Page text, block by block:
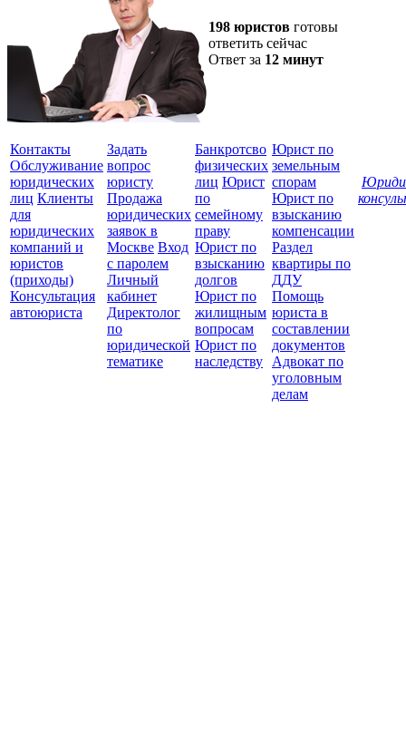
198 юристов готовы
ответить сейчас
Ответ за 12 минут
Контакты
Обслуживание
юридических
лиц Клиенты
для
юридических
компаний и
юристов
(приходы)
Консультация
автоюриста
Задать
вопрос
юристу
Продажа
юридических
заявок в
Москве Вход
с паролем
Личный
кабинет
Директолог
по
юридической
тематике
Банкротсво
физических
лиц Юрист
по
семейному
праву
Юрист по
взысканию
долгов
Юрист по
жилищным
вопросам
Юрист по
наследству
Юрист по
земельным
спорам
Юрист по
взысканию
компенсации
Раздел
квартиры по
ДДУ
Помощь
юриста в
составлении
документов
Адвокат по
уголовным
делам